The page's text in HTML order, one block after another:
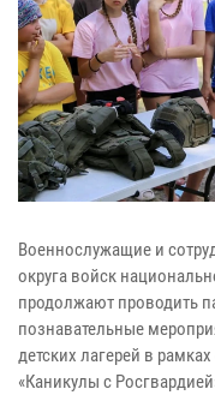
Военнослужащие и
округа войск
продолжают проводить
познавательные
детских лагерей в
«Каникулы с